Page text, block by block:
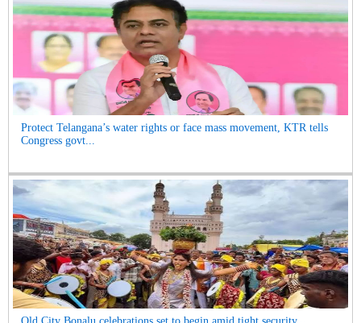
Protect Telangana’s water rights or face mass movement, KTR tells
Congress govt...